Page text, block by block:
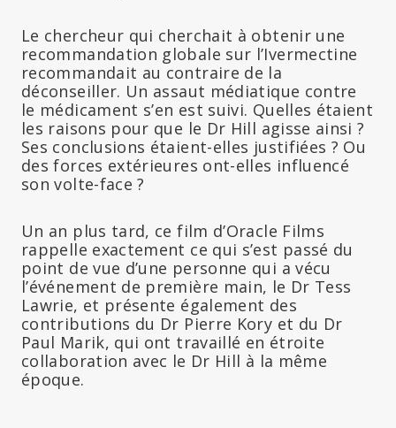
Le chercheur qui cherchait à obtenir une
recommandation globale sur l’Ivermectine
recommandait au contraire de la
déconseiller. Un assaut médiatique contre
le médicament s’en est suivi. Quelles étaient
les raisons pour que le Dr Hill agisse ainsi ?
Ses conclusions étaient-elles justifiées ? Ou
des forces extérieures ont-elles influencé
son volte-face ?
Un an plus tard, ce film d’Oracle Films
rappelle exactement ce qui s’est passé du
point de vue d’une personne qui a vécu
l’événement de première main, le Dr Tess
Lawrie, et présente également des
contributions du Dr Pierre Kory et du Dr
Paul Marik, qui ont travaillé en étroite
collaboration avec le Dr Hill à la même
époque.